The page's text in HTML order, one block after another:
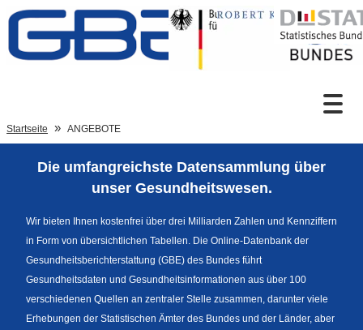
Zum Inhalt
Sprachumschaltung
Fußzeile
Startseite ANGEBOTE
Die umfangreichste Datensammlung über
unser Gesundheitswesen.
Wir bieten Ihnen kostenfrei über drei Milliarden Zahlen und Kennziffern
in Form von übersichtlichen Tabellen. Die Online-Datenbank der
Gesundheitsberichterstattung (GBE) des Bundes führt
Gesundheitsdaten und Gesundheitsinformationen aus über 100
verschiedenen Quellen an zentraler Stelle zusammen, darunter viele
Erhebungen der Statistischen Ämter des Bundes und der Länder, aber